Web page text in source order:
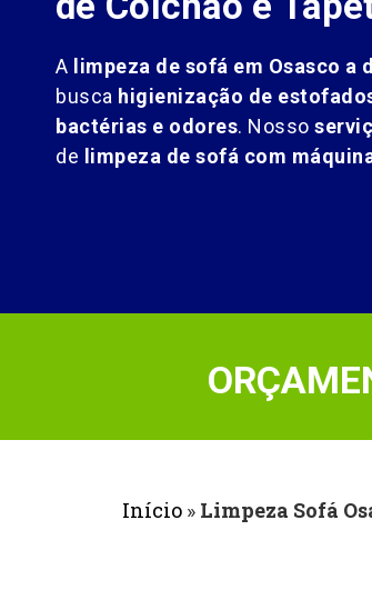
A limpeza de sofá em Osasco a
busca higienização de
bactérias e odores. Nosso
de limpeza de sofá com
Início » Limpeza Sofá